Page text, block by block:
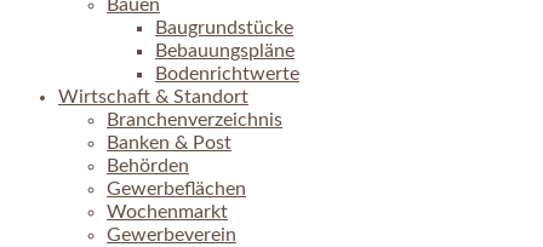
Bauen
Baugrundstücke
Bebauungspläne
Bodenrichtwerte
Wirtschaft & Standort
Branchenverzeichnis
Banken & Post
Behörden
Gewerbeflächen
Wochenmarkt
Gewerbeverein